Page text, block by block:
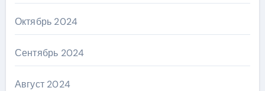
Октябрь 2024
Сентябрь 2024
Август 2024